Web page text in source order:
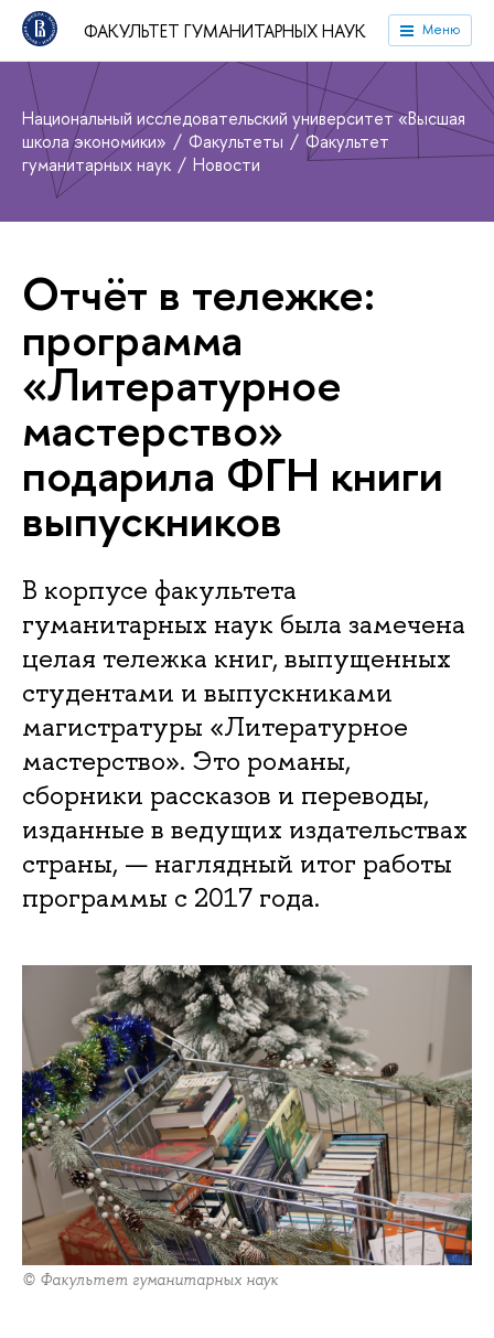
ФАКУЛЬТЕТ ГУМАНИТАРНЫХ НАУК Меню
Национальный исследовательский университет «Высшая
школа экономики»
Факультеты
Факультет
гуманитарных наук
Новости
Отчёт в тележке:
программа
«Литературное
мастерство»
подарила ФГН книги
выпускников
В корпусе факультета
гуманитарных наук была замечена
целая тележка книг, выпущенных
студентами и выпускниками
магистратуры «Литературное
мастерство». Это романы,
сборники рассказов и переводы,
изданные в ведущих издательствах
страны, — наглядный итог работы
программы с 2017 года.
© Факультет гуманитарных наук